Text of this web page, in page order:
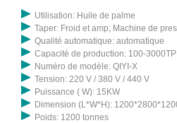
Utilisation: Huile de palme
Taper: Froid et amp; Machine de
Qualité automatique: automatique
Capacité de production: 100-
Numéro de modèle: QIYI-X
Tension: 220 V / 380 V / 440 V
Puissance ( W): 15KW
Dimension (L*W*H):
Poids: 1200 tonnes